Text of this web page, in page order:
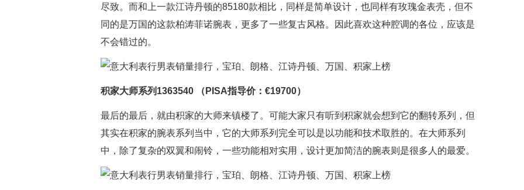
尽致。而和上一款江诗丹顿的85180款相比，同样是简单设计，也同样有玫瑰金表壳，但不
同的是万国的这款柏涛菲诺腕表，更多了一些复古风格。因此喜欢这种腔调的各位，应该是
不会错过的。
积家大师系列1363540 （PISA指导价：€19700）
最后的最后，就由积家的大师来镇楼了。可能大家只有听到积家就会想到它的翻转系列，但
其实在积家的腕表系列当中，它的大师系列完全可以是以功能和技术取胜的。在大师系列
中，除了复杂的双翼和闹铃，一些功能相对实用，设计更加简洁的腕表则是很多人的最爱。